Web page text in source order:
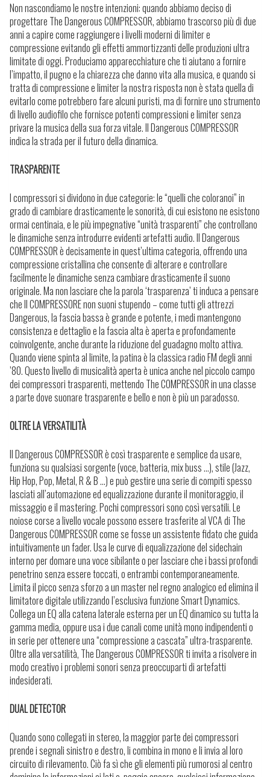
Non nascondiamo le nostre intenzioni: quando abbiamo deciso di
progettare The Dangerous COMPRESSOR, abbiamo trascorso più di due
anni a capire come raggiungere i livelli moderni di limiter e
compressione evitando gli effetti ammortizzanti delle produzioni ultra
limitate di oggi. Produciamo apparecchiature che ti aiutano a fornire
l’impatto, il pugno e la chiarezza che danno vita alla musica, e quando si
tratta di compressione e limiter la nostra risposta non è stata quella di
evitarlo come potrebbero fare alcuni puristi, ma di fornire uno strumento
di livello audiofilo che fornisce potenti compressioni e limiter senza
privare la musica della sua forza vitale. Il Dangerous COMPRESSOR
indica la strada per il futuro della dinamica.
TRASPARENTE
I compressori si dividono in due categorie: le “quelli che coloranoi” in
grado di cambiare drasticamente le sonorità, di cui esistono ne esistono
ormai centinaia, e le più impegnative “unità trasparenti” che controllano
le dinamiche senza introdurre evidenti artefatti audio. Il Dangerous
COMPRESSOR è decisamente in quest’ultima categoria, offrendo una
compressione cristallina che consente di alterare e controllare
facilmente le dinamiche senza cambiare drasticamente il suono
originale. Ma non lasciare che la parola ‘trasparenza’ ti induca a pensare
che Il COMPRESSORE non suoni stupendo – come tutti gli attrezzi
Dangerous, la fascia bassa è grande e potente, i medi mantengono
consistenza e dettaglio e la fascia alta è aperta e profondamente
coinvolgente, anche durante la riduzione del guadagno molto attiva.
Quando viene spinta al limite, la patina è la classica radio FM degli anni
’80. Questo livello di musicalità aperta è unica anche nel piccolo campo
dei compressori trasparenti, mettendo The COMPRESSOR in una classe
a parte dove suonare trasparente e bello e non è più un paradosso.
OLTRE LA VERSATILITÀ
Il Dangerous COMPRESSOR è così trasparente e semplice da usare,
funziona su qualsiasi sorgente (voce, batteria, mix buss …), stile (Jazz,
Hip Hop, Pop, Metal, R & B …) e può gestire una serie di compiti spesso
lasciati all’automazione ed equalizzazione durante il monitoraggio, il
missaggio e il mastering. Pochi compressori sono così versatili. Le
noiose corse a livello vocale possono essere trasferite al VCA di The
Dangerous COMPRESSOR come se fosse un assistente fidato che guida
intuitivamente un fader. Usa le curve di equalizzazione del sidechain
interno per domare una voce sibilante o per lasciare che i bassi profondi
penetrino senza essere toccati, o entrambi contemporaneamente.
Limita il picco senza sforzo a un master nel regno analogico ed elimina il
limitatore digitale utilizzando l’esclusiva funzione Smart Dynamics.
Collega un EQ alla catena laterale esterna per un EQ dinamico su tutta la
gamma media, oppure usa i due canali come unità mono indipendenti o
in serie per ottenere una “compressione a cascata” ultra-trasparente.
Oltre alla versatilità, The Dangerous COMPRESSOR ti invita a risolvere in
modo creativo i problemi sonori senza preoccuparti di artefatti
indesiderati.
DUAL DETECTOR
Quando sono collegati in stereo, la maggior parte dei compressori
prende i segnali sinistro e destro, li combina in mono e li invia al loro
circuito di rilevamento. Ciò fa sì che gli elementi più rumorosi al centro